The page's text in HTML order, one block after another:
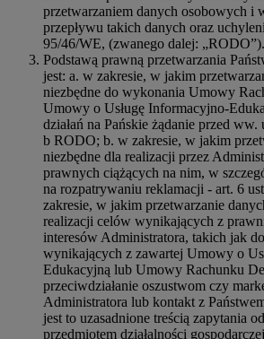
przetwarzaniem danych osobowych i
przepływu takich danych oraz
95/46/WE, (zwanego dalej: „RODO”).
Podstawą prawną przetwarzania
jest: a. w zakresie, w jakim
niezbędne do wykonania Umowy
Umowy o Usługę Informacyjno-
działań na Pańskie żądanie przed
b RODO; b. w zakresie, w jakim
niezbędne dla realizacji przez
prawnych ciążących na nim, w
na rozpatrywaniu reklamacji - art. 6
zakresie, w jakim przetwarzanie
realizacji celów wynikających z
interesów Administratora, takich jak
wynikających z zawartej Umowy o
Edukacyjną lub Umowy Rachunku
przeciwdziałanie oszustwom czy
Administratora lub kontakt z
jest to uzasadnione treścią zapytania
przedmiotem działalności